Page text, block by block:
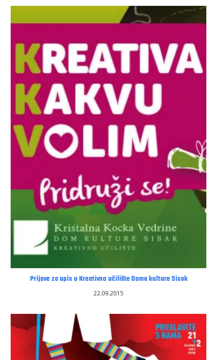
Prijave za upis u Kreativno učilište Doma kulture Sisak
22.09.2015